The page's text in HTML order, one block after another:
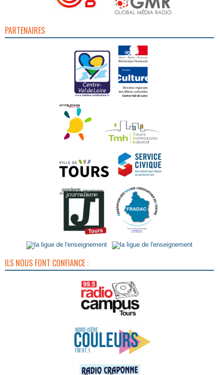
PARTENAIRES
ILS NOUS FONT CONFIANCE :